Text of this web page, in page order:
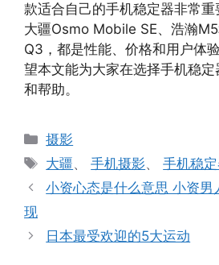
款适合自己的手机稳定器非常
大疆Osmo Mobile SE、浩瀚
Q3，都是性能、价格和用户体
望本文能为大家在选择手机稳
和帮助。
分
类
摄影
标
签
大疆、手机摄影、手机稳
小资心态是什么意思 小资男
现
日本最受欢迎的5大运动